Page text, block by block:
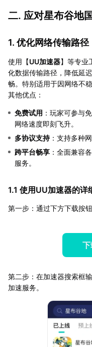
二. 应对星布谷地
1. 优化网络传输路径
使用【UU加速器】等专业
化数据传输路径，降低延
畅。特别适用于因网络不
其他优点：
免费试用 ：玩家可参与
网络速度即刻飞升。
多协议支持：支持多种
跨平台畅享 ：全面兼容
服务。
1.1 使用UU加速器的详
第一步：通过下方下载按
第二步：在加速器搜索框
加速服务。